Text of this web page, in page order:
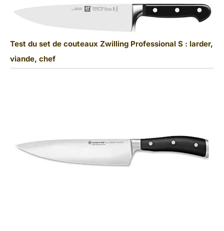
Test du set de couteaux Zwilling Professional S : larder,
viande, chef